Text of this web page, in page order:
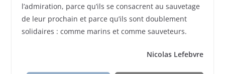
l’admiration, parce qu’ils se consacrent au sauvetage
de leur prochain et parce qu’ils sont doublement
solidaires : comme marins et comme sauveteurs.
Nicolas Lefebvre